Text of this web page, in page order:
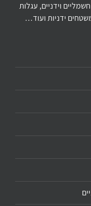
וידניים, עגלות
ידניות ועוד…